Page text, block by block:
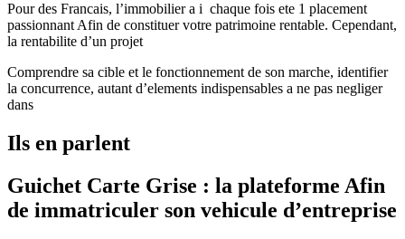
Pour des Francais, l’immobilier a i chaque fois ete 1 placement
passionnant Afin de constituer votre patrimoine rentable. Cependant,
la rentabilite d’un projet
Comprendre sa cible et le fonctionnement de son marche, identifier
la concurrence, autant d’elements indispensables a ne pas negliger
dans
Ils en parlent
Guichet Carte Grise : la plateforme Afin
de immatriculer son vehicule d’entreprise